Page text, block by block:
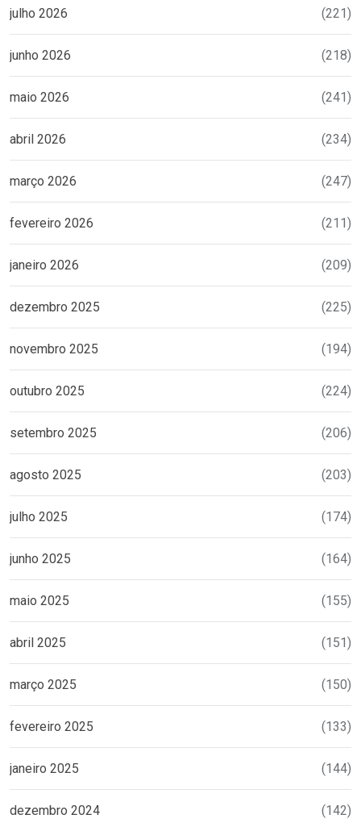
julho 2026 (221)
junho 2026 (218)
maio 2026 (241)
abril 2026 (234)
março 2026 (247)
fevereiro 2026 (211)
janeiro 2026 (209)
dezembro 2025 (225)
novembro 2025 (194)
outubro 2025 (224)
setembro 2025 (206)
agosto 2025 (203)
julho 2025 (174)
junho 2025 (164)
maio 2025 (155)
abril 2025 (151)
março 2025 (150)
fevereiro 2025 (133)
janeiro 2025 (144)
dezembro 2024 (142)